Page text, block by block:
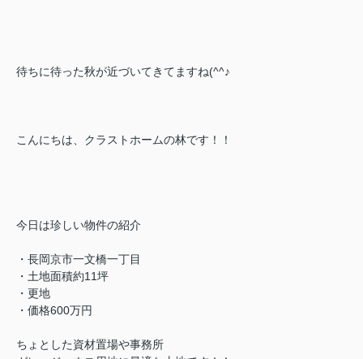
待ちに待った秋が近づいてきてますね(^^♪
こんにちは、クラストホームの林です！！
今日は珍しい物件の紹介
・長岡京市一文橋一丁目
・土地面積約11坪
・更地
・価格600万円
ちょとした資材置場や事務所